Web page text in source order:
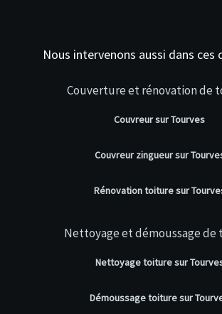
Nous intervenons aussi dans ces
Couverture et rénovation de
Couvreur sur Tourves
Couvreur zingueur sur
Rénovation toiture sur
Nettoyage et démoussage
Nettoyage toiture sur
Démoussage toiture sur